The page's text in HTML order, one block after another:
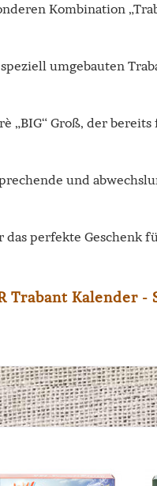
Kombination
umgebauten
„BIG“ Groß, der
und
perfekte Geschenk
Kalender -